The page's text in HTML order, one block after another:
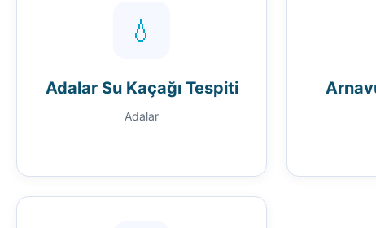
💧
Adalar Su Kaçağı Tespiti
Adalar